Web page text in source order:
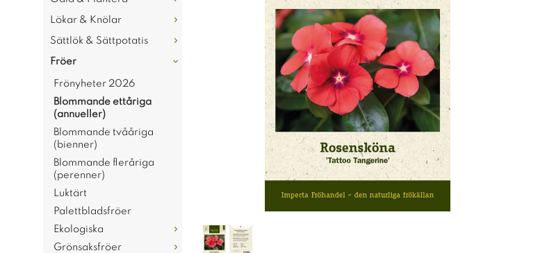
Lökar & Knölar
Sättlök & Sättpotatis
Fröer
Frönyheter 2026
Blommande ettåriga
(annueller)
Blommande tvååriga
(bienner)
Blommande fleråriga
(perenner)
Luktärt
Palettbladsfröer
Ekologiska
Grönsaksfröer